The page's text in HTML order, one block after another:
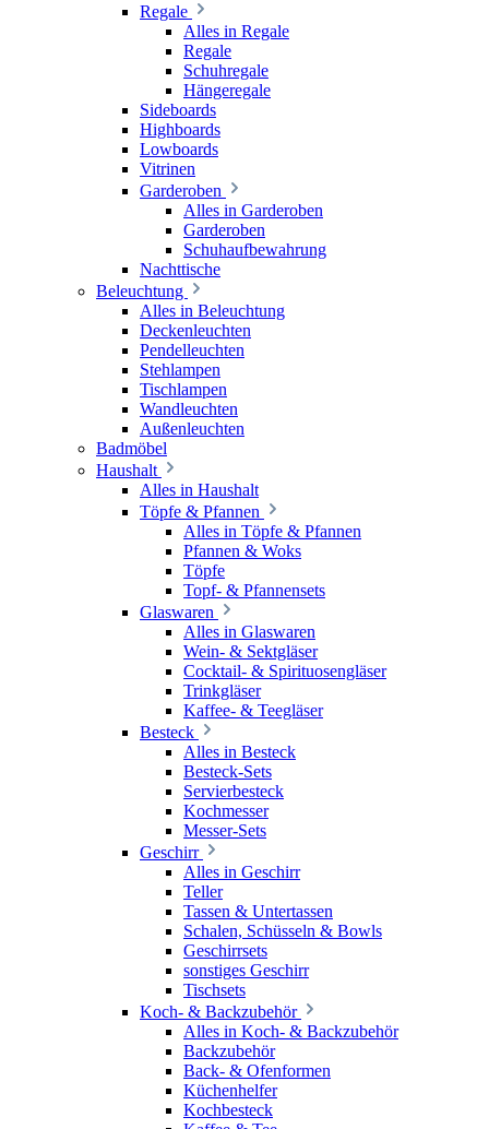
Regale
Alles in Regale
Regale
Schuhregale
Hängeregale
Sideboards
Highboards
Lowboards
Vitrinen
Garderoben
Alles in Garderoben
Garderoben
Schuhaufbewahrung
Nachttische
Beleuchtung
Alles in Beleuchtung
Deckenleuchten
Pendelleuchten
Stehlampen
Tischlampen
Wandleuchten
Außenleuchten
Badmöbel
Haushalt
Alles in Haushalt
Töpfe & Pfannen
Alles in Töpfe & Pfannen
Pfannen & Woks
Töpfe
Topf- & Pfannensets
Glaswaren
Alles in Glaswaren
Wein- & Sektgläser
Cocktail- & Spirituosengläser
Trinkgläser
Kaffee- & Teegläser
Besteck
Alles in Besteck
Besteck-Sets
Servierbesteck
Kochmesser
Messer-Sets
Geschirr
Alles in Geschirr
Teller
Tassen & Untertassen
Schalen, Schüsseln & Bowls
Geschirrsets
sonstiges Geschirr
Tischsets
Koch- & Backzubehör
Alles in Koch- & Backzubehör
Backzubehör
Back- & Ofenformen
Küchenhelfer
Kochbesteck